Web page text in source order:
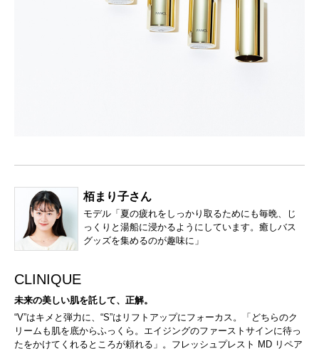
栢まり子さん
モデル「夏の疲れをしっかり取るためにも毎晩、じ
っくりと湯船に浸かるようにしています。癒しバス
グッズを集めるのが趣味に」
CLINIQUE
未来の美しい肌を託して、正解。
“V”はキメと弾力に、“S”はリフトアップにフォーカス。「どちらのク
リームも肌を底からふっくら。エイジングのファーストサインに待っ
たをかけてくれるところが頼れる」。フレッシュプレスト MD リペア